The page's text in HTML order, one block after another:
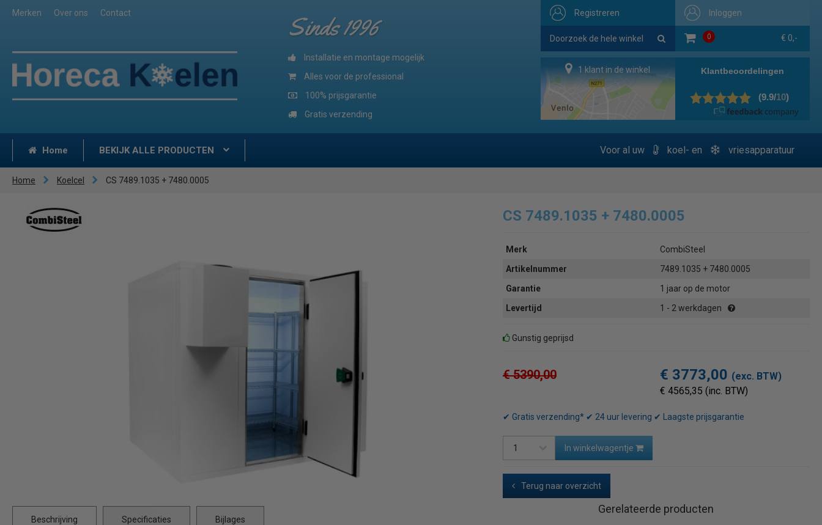
Merken Over ons Contact Inloggen
0 € 0,-
Registreren
Sinds 1996
Installatie en montage mogelijk
Alles voor de professional
100% prijsgarantie
Gratis verzending
1 klant in de winkel
Home BEKIJK ALLE PRODUCTEN Voor al uw koel- en vriesapparatuur
Home Koelcel CS 7489.1035 + 7480.0005
CS 7489.1035 + 7480.0005
Merk
CombiSteel
Artikelnummer
7489.1035 + 7480.0005
Garantie
1 jaar op de motor
Levertijd
1 - 2 werkdagen
Gunstig geprijsd
€ 5390,00 € 3773,00 (exc. BTW)
€ 4565,35 (inc. BTW)
✔ Gratis verzending* ✔ 24 uur levering ✔ Laagste prijsgarantie
In winkelwagentje
Terug naar overzicht
Beschrijving Specificaties Bijlages
Gerelateerde producten